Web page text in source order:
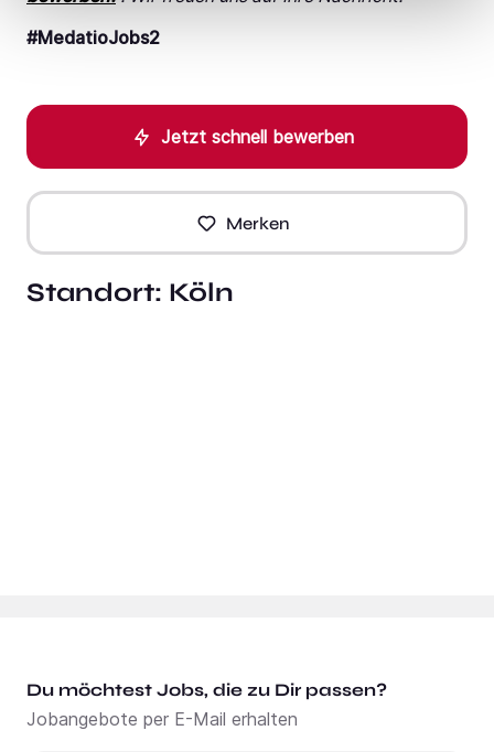
#MedatioJobs2
Jetzt schnell bewerben
Merken
Standort: Köln
Du möchtest Jobs, die zu Dir passen?
Jobangebote per E-Mail erhalten